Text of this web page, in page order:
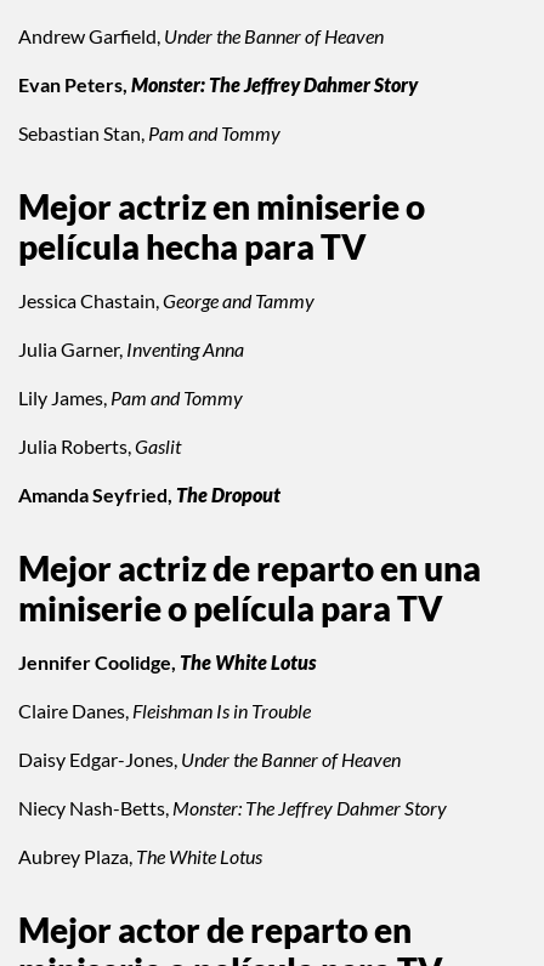
Andrew Garfield, Under the Banner of Heaven
Evan Peters, Monster: The Jeffrey Dahmer Story
Sebastian Stan, Pam and Tommy
Mejor actriz en miniserie o
película hecha para TV
Jessica Chastain, George and Tammy
Julia Garner, Inventing Anna
Lily James, Pam and Tommy
Julia Roberts, Gaslit
Amanda Seyfried, The Dropout
Mejor actriz de reparto en una
miniserie o película para TV
Jennifer Coolidge, The White Lotus
Claire Danes, Fleishman Is in Trouble
Daisy Edgar-Jones, Under the Banner of Heaven
Niecy Nash-Betts, Monster: The Jeffrey Dahmer Story
Aubrey Plaza, The White Lotus
Mejor actor de reparto en